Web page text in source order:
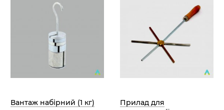
Вантаж набірний (1 кг)
Прилад для